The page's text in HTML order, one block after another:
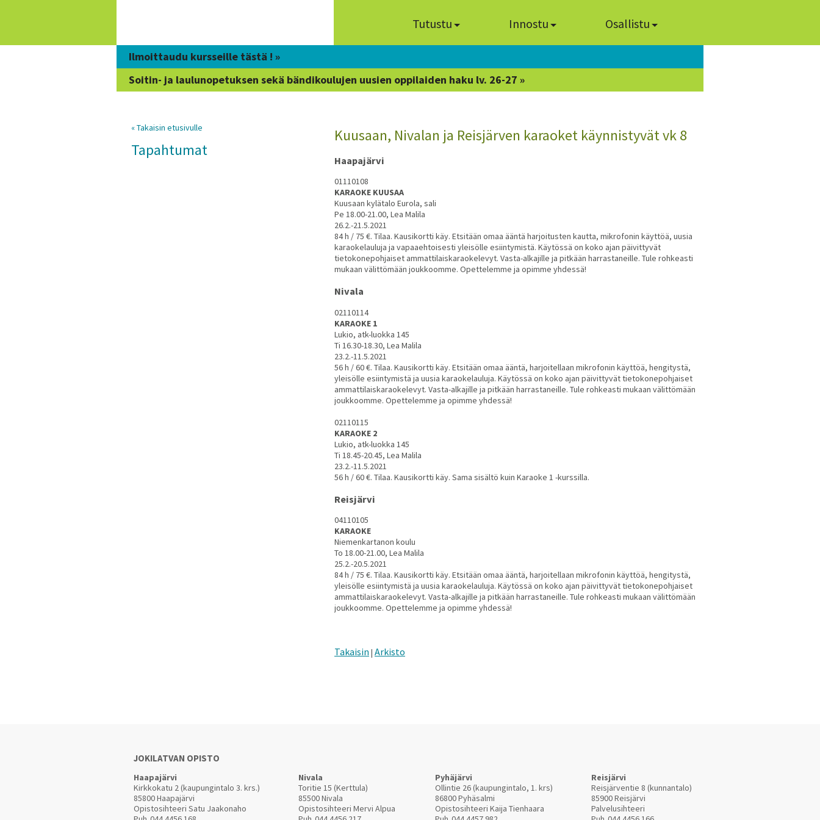
Tutustu Innostu Osallistu
Ilmoittaudu kursseille tästä ! »
Soitin- ja laulunopetuksen sekä bändikoulujen uusien oppilaiden haku lv. 26-27 »
Kuusaan, Nivalan ja Reisjärven karaoket käynnistyvät vk 8
Haapajärvi
01110108
KARAOKE KUUSAA
Kuusaan kylätalo Eurola, sali
Pe 18.00-21.00, Lea Malila
26.2.-21.5.2021
84 h / 75 €. Tilaa. Kausikortti käy. Etsitään omaa ääntä harjoitusten kautta, mikrofonin käyttöä, uusia
karaokelauluja ja vapaaehtoisesti yleisölle esiintymistä. Käytössä on koko ajan päivittyvät
tietokonepohjaiset ammattilaiskaraokelevyt. Vasta-alkajille ja pitkään harrastaneille. Tule rohkeasti
mukaan välittömään joukkoomme. Opettelemme ja opimme yhdessä!
Nivala
02110114
KARAOKE 1
Lukio, atk-luokka 145
Ti 16.30-18.30, Lea Malila
23.2.-11.5.2021
56 h / 60 €. Tilaa. Kausikortti käy. Etsitään omaa ääntä, harjoitellaan mikrofonin käyttöä, hengitystä,
yleisölle esiintymistä ja uusia karaokelauluja. Käytössä on koko ajan päivittyvät tietokonepohjaiset
ammattilaiskaraokelevyt. Vasta-alkajille ja pitkään harrastaneille. Tule rohkeasti mukaan välittömään
joukkoomme. Opettelemme ja opimme yhdessä!
02110115
KARAOKE 2
Lukio, atk-luokka 145
Ti 18.45-20.45, Lea Malila
23.2.-11.5.2021
56 h / 60 €. Tilaa. Kausikortti käy. Sama sisältö kuin Karaoke 1 -kurssilla.
Reisjärvi
04110105
KARAOKE
Niemenkartanon koulu
To 18.00-21.00, Lea Malila
25.2.-20.5.2021
84 h / 75 €. Tilaa. Kausikortti käy. Etsitään omaa ääntä, harjoitellaan mikrofonin käyttöä, hengitystä,
yleisölle esiintymistä ja uusia karaokelauluja. Käytössä on koko ajan päivittyvät tietokonepohjaiset
ammattilaiskaraokelevyt. Vasta-alkajille ja pitkään harrastaneille. Tule rohkeasti mukaan välittömään
joukkoomme. Opettelemme ja opimme yhdessä!
Takaisin | Arkisto
« Takaisin etusivulle
Tapahtumat
JOKILATVAN OPISTO
Haapajärvi
Kirkkokatu 2 (kaupungintalo 3. krs.)
85800 Haapajärvi
Opistosihteeri Satu Jaakonaho
Nivala
Toritie 15 (Kerttula)
85500 Nivala
Opistosihteeri Mervi Alpua
Pyhäjärvi
Ollintie 26 (kaupungintalo, 1. krs)
86800 Pyhäsalmi
Opistosihteeri Kaija Tienhaara
Reisjärvi
Reisjärventie 8 (kunnantalo)
85900 Reisjärvi
Palvelusihteeri